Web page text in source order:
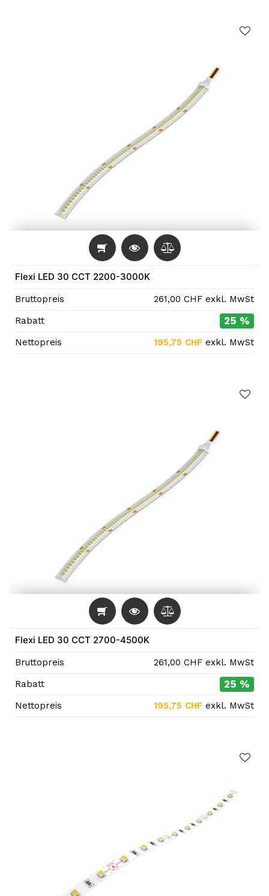
Flexi LED 30 CCT 2200-3000K
Bruttopreis 261,00 CHF exkl. MwSt
Rabatt
25 %
Nettopreis 195,75 CHF exkl. MwSt
Flexi LED 30 CCT 2700-4500K
Bruttopreis 261,00 CHF exkl. MwSt
Rabatt
25 %
Nettopreis 195,75 CHF exkl. MwSt